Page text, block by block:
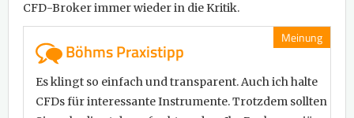
CFD-Broker immer wieder in die Kritik.
Meinung
Böhms Praxistipp
Es klingt so einfach und transparent. Auch ich halte
CFDs für interessante Instrumente. Trotzdem sollten